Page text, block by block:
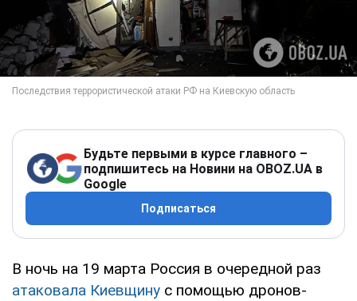
Будьте первыми в курсе главного –
подпишитесь на Новини на OBOZ.UA в
Google
Подписаться
В ночь на 19 марта Россия в очередной раз
атаковала Киевщину с помощью дронов-